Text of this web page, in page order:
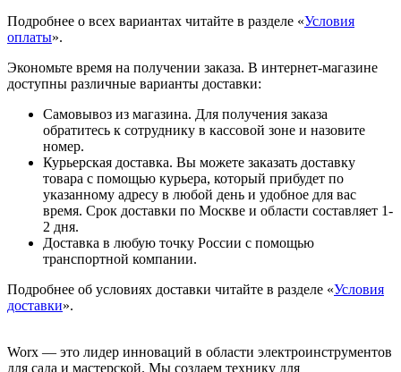
Подробнее о всех вариантах читайте в разделе «Условия
оплаты».
Экономьте время на получении заказа. В интернет-магазине
доступны различные варианты доставки:
Самовывоз из магазина. Для получения заказа
обратитесь к сотруднику в кассовой зоне и назовите
номер.
Курьерская доставка. Вы можете заказать доставку
товара с помощью курьера, который прибудет по
указанному адресу в любой день и удобное для вас
время. Срок доставки по Москве и области составляет 1-
2 дня.
Доставка в любую точку России с помощью
транспортной компании.
Подробнее об условиях доставки читайте в разделе «Условия
доставки».
Worx — это лидер инноваций в области электроинструментов
для сада и мастерcкой. Мы создаем технику для